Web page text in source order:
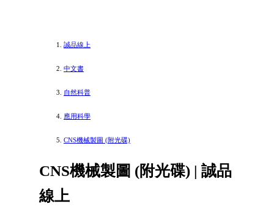
誠品線上
中文書
自然科普
應用科學
CNS機械製圖 (附光碟)
CNS機械製圖 (附光碟) | 誠品
線上